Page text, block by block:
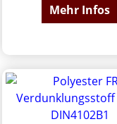
Mehr Infos